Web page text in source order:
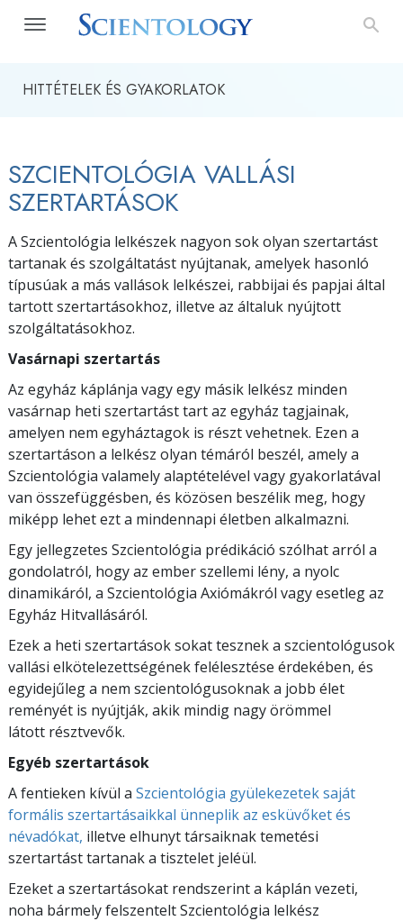
HITTÉTELEK ÉS GYAKORLATOK
SZCIENTOLÓGIA VALLÁSI
SZERTARTÁSOK
A Szcientológia lelkészek nagyon sok olyan szertartást
tartanak és szolgáltatást nyújtanak, amelyek hasonló
típusúak a más vallások lelkészei, rabbijai és papjai által
tartott szertartásokhoz, illetve az általuk nyújtott
szolgáltatásokhoz.
Vasárnapi szertartás
Az egyház káplánja vagy egy másik lelkész minden
vasárnap heti szertartást tart az egyház tagjainak,
amelyen nem egyháztagok is részt vehetnek. Ezen a
szertartáson a lelkész olyan témáról beszél, amely a
Szcientológia valamely alaptételével vagy gyakorlatával
van összefüggésben, és közösen beszélik meg, hogy
miképp lehet ezt a mindennapi életben alkalmazni.
Egy jellegzetes Szcientológia prédikáció szólhat arról a
gondolatról, hogy az ember szellemi lény, a nyolc
dinamikáról, a Szcientológia Axiómákról vagy esetleg az
Egyház Hitvallásáról.
Ezek a heti szertartások sokat tesznek a szcientológusok
vallási elkötelezettségének felélesztése érdekében, és
egyidejűleg a nem szcientológusoknak a jobb élet
reményét is nyújtják, akik mindig nagy örömmel
látott résztvevők.
Egyéb szertartások
A fentieken kívül a Szcientológia gyülekezetek saját
formális szertartásaikkal ünneplik az esküvőket és
névadókat, illetve elhunyt társaiknak temetési
szertartást tartanak a tisztelet jeléül.
Ezeket a szertartásokat rendszerint a káplán vezeti,
noha bármely felszentelt Szcientológia lelkész